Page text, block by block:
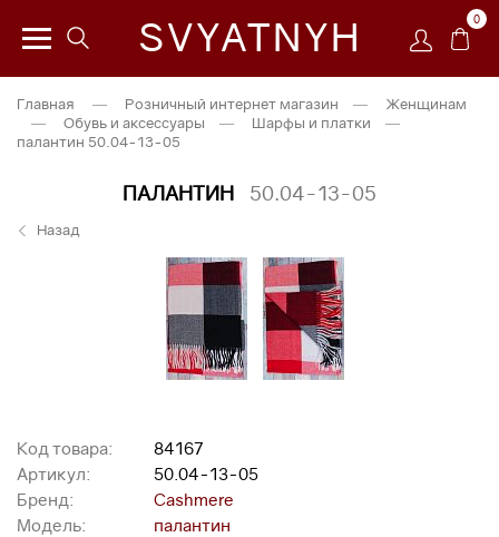
SVYATNYH 0
Главная — Розничный интернет магазин —
Женщинам
—
Обувь и аксессуары — Шарфы и платки
—
палантин 50.04-13-05
ПАЛАНТИН 50.04-13-05
Назад
Код товара:
84167
Артикул:
50.04-13-05
Бренд:
Cashmere
Модель:
палантин